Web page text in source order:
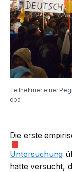
Teilnehmer einer
dpa
Die erste
Untersuchung
hatte versucht,